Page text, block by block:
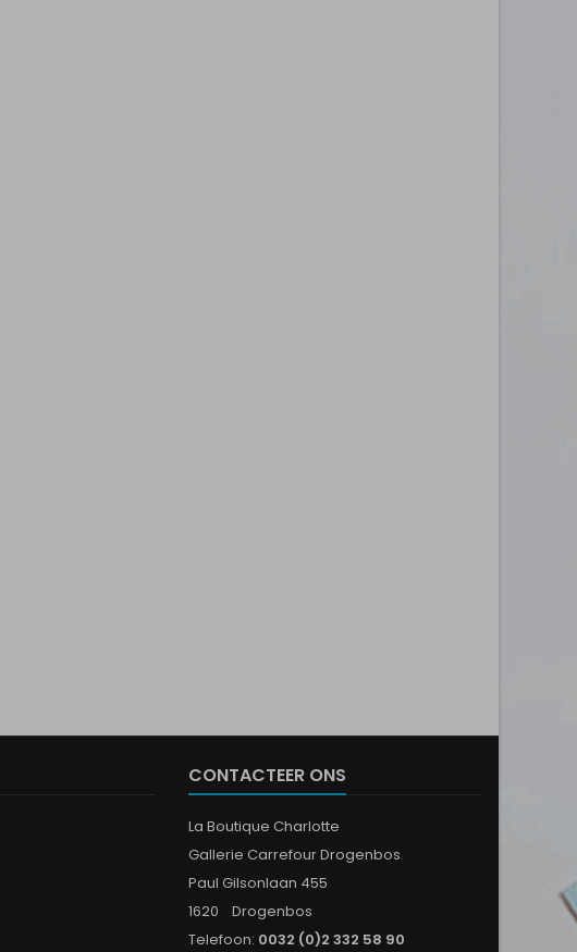
CONTACTEER ONS
La Boutique Charlotte
Gallerie Carrefour Drogenbos
Paul Gilsonlaan 455
1620 Drogenbos
Telefoon: 0032 (0)2 332 58 90